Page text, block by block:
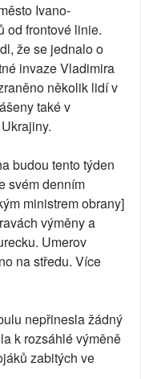
Ivano-
od frontové linie.
že se jednalo o
invaze Vladimira
několik lidí v
také v
budou tento týden
svém denním
ministrem obrany]
výměny a
Umerov
na středu. Více
nepřinesla žádný
k rozsáhlé výměně
zabitých ve